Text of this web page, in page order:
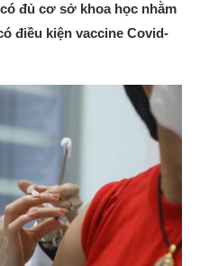
đủ cơ sở khoa học nhằm
điều kiện vaccine Covid-